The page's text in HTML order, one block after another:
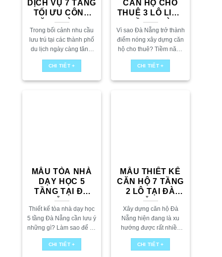
DỊCH VỤ 7 TẦNG
TỐI ƯU CÔNG
NĂNG VÀ LỢI
NHUẬN
Trong bối cảnh nhu cầu
lưu trú tại các thành phố
du lịch ngày càng tăng,
thiết kế căn hộ cho thuê
tại Đà Nẵng đang trở
CHI TIẾT +
CĂN HỘ CHO
THUÊ 3 LÔ LIỀN
KỀ TẠI ĐÀ
NẴNG
Vì sao Đà Nẵng trở thành
điểm nóng xây dựng căn
hộ cho thuê? Tiềm năng
du lịch và nhu cầu lưu trú
tăng cao Đà Nẵng không
CHI TIẾT +
MẪU TÒA NHÀ
DẠY HỌC 5
TẦNG TẠI ĐÀ
NẴNG
Thiết kế tòa nhà dạy học
5 tầng Đà Nẵng cần lưu ý
những gì? Làm sao để có
thiết kế theo đúng ý
mình? Vậy hãy cùng
CHI TIẾT +
MẪU THIẾT KẾ
CĂN HỘ 7 TẦNG
2 LÔ TẠI ĐÀ
NẴNG
Xây dựng căn hộ Đà
Nẵng hiện đang là xu
hướng được rất nhiều
người quan tâm, đặc biệt
là ở các thành phố lớn
CHI TIẾT +